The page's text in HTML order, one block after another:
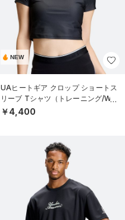
NEW
UAヒートギア クロップ ショートス
リーブ Tシャツ（トレーニング/WO
MEN）
￥4,400